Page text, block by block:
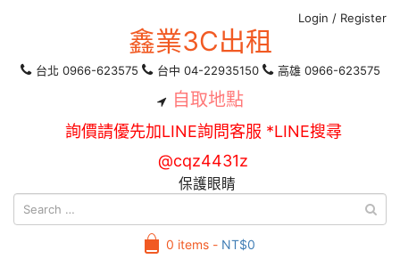
Login / Register
鑫業3C出租
台北 0966-623575 台中 04-22935150 高雄 0966-623575
自取地點
詢價請優先加LINE詢問客服 *LINE搜尋
@cqz4431z
保護眼睛
0 items - NT$0